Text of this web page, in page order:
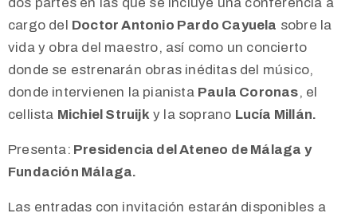
dos partes en las que se incluye una conferencia a
cargo del Doctor Antonio Pardo Cayuela sobre la
vida y obra del maestro, así como un concierto
donde se estrenarán obras inéditas del músico,
donde intervienen la pianista Paula Coronas, el
cellista Michiel Struijky la soprano Lucía Millán.
Presenta: Presidencia del Ateneo de Málaga y
Fundación Málaga.
Las entradas con invitación estarán disponibles a